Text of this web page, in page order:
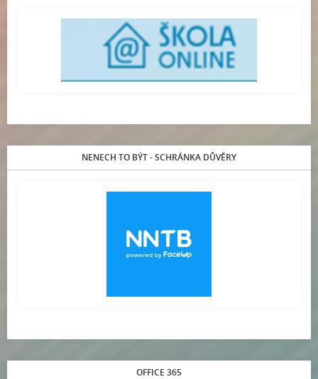
NENECH TO BÝT - SCHRÁNKA DŮVĚRY
OFFICE 365